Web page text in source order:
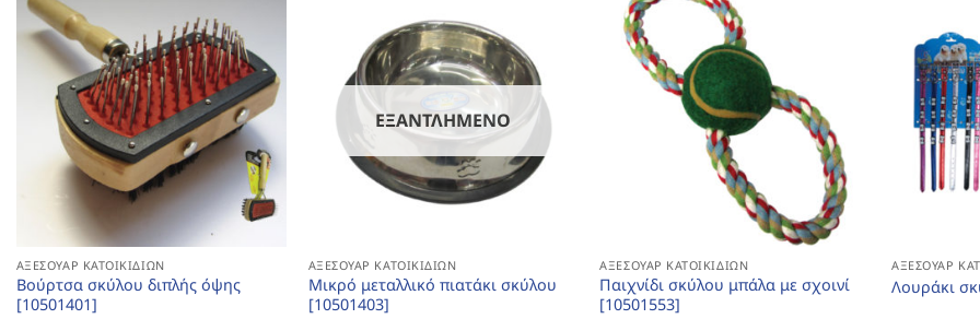
ΑΞΕΣΟΥΆΡ ΚΑΤΟΙΚΙΔΊΩΝ
Βούρτσα σκύλου διπλής όψης
[10501401]
ΕΞΑΝΤΛΗΜΈΝΟ
ΑΞΕΣΟΥΆΡ ΚΑΤΟΙΚΙΔΊΩΝ
Μικρό μεταλλικό πιατάκι σκύλου
[10501403]
ΑΞΕΣΟΥΆΡ ΚΑΤΟΙΚΙΔΊΩΝ
Παιχνίδι σκύλου μπάλα με σχοινί
[10501553]
ΑΞΕΣΟΥΆΡ
Λουράκι